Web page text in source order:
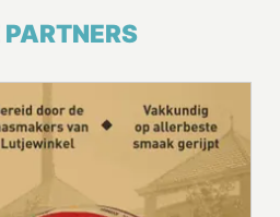
PARTNERS